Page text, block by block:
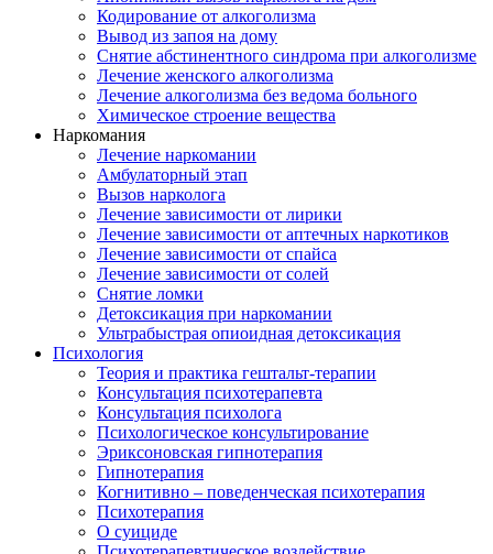
Кодирование от алкоголизма
Вывод из запоя на дому
Снятие абстинентного синдрома при алкоголизме
Лечение женского алкоголизма
Лечение алкоголизма без ведома больного
Химическое строение вещества
Наркомания
Лечение наркомании
Амбулаторный этап
Вызов нарколога
Лечение зависимости от лирики
Лечение зависимости от аптечных наркотиков
Лечение зависимости от спайса
Лечение зависимости от солей
Снятие ломки
Детоксикация при наркомании
Ультрабыстрая опиоидная детоксикация
Психология
Теория и практика гештальт-терапии
Консультация психотерапевта
Консультация психолога
Психологическое консультирование
Эриксоновская гипнотерапия
Гипнотерапия
Когнитивно – поведенческая психотерапия
Психотерапия
О суициде